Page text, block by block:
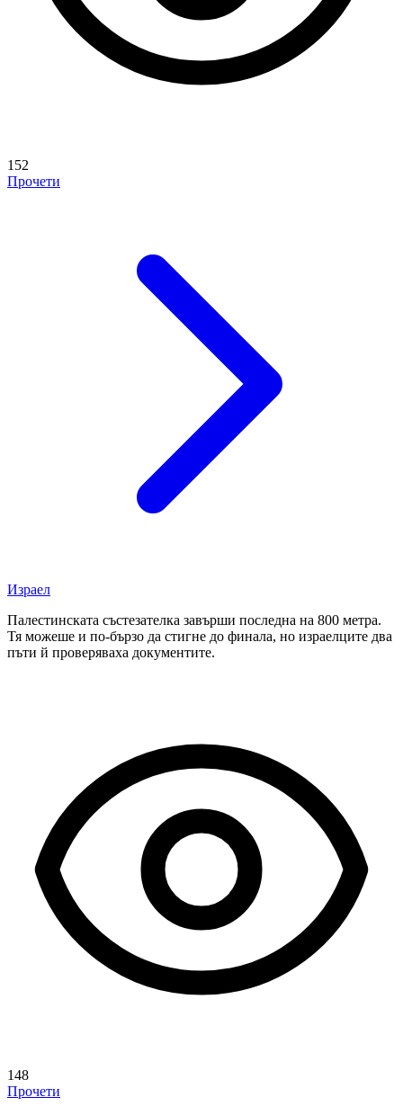
152
Прочети
Израел
Палестинската състезателка завърши последна на 800 метра.
Тя можеше и по-бързо да стигне до финала, но израелците два
пъти й проверяваха документите.
148
Прочети